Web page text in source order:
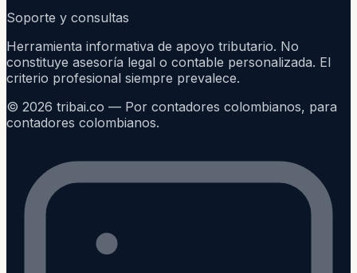
Soporte y consultas
Herramienta informativa de apoyo tributario. No
constituye asesoría legal o contable personalizada. El
criterio profesional siempre prevalece.
© 2026 tribai.co — Por contadores colombianos, para
contadores colombianos.